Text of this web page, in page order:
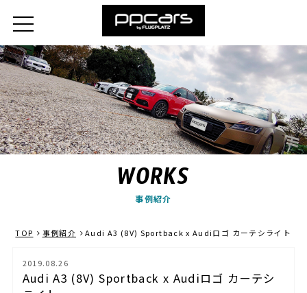
WORKS
事例紹介
TOP 事例紹介 Audi A3 (8V) Sportback x Audiロゴ カーテシライト
2019.08.26
Audi A3 (8V) Sportback x Audiロゴ カーテシ